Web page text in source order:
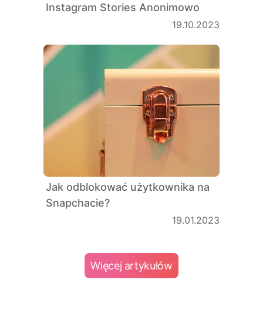
Instagram Stories Anonimowo
19.10.2023
Jak odblokować użytkownika na
Snapchacie?
19.01.2023
Więcej artykułów